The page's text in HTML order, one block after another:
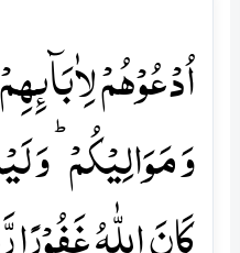
اُدۡعُوۡہُمۡ
وَ مَوَالِیۡکُمۡ ؕ وَ